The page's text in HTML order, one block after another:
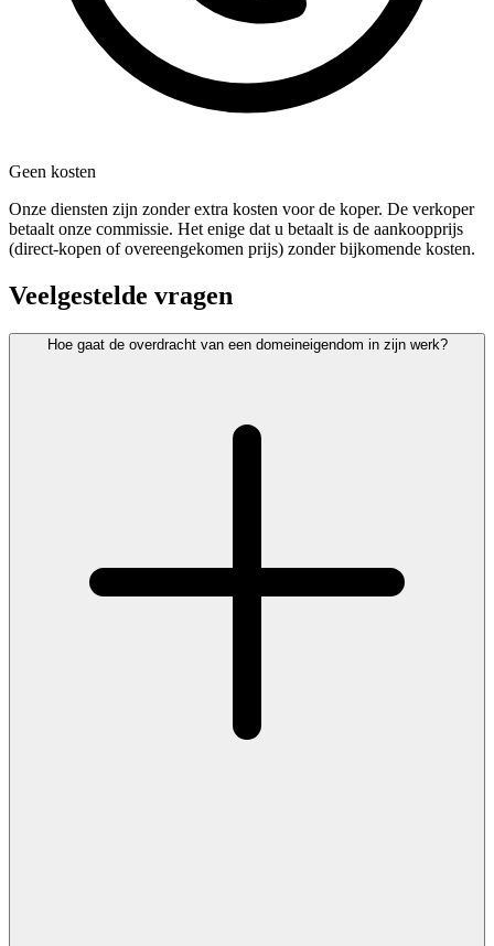
Geen kosten
Onze diensten zijn zonder extra kosten voor de koper. De verkoper
betaalt onze commissie. Het enige dat u betaalt is de aankoopprijs
(direct-kopen of overeengekomen prijs) zonder bijkomende kosten.
Veelgestelde vragen
Hoe gaat de overdracht van een domeineigendom in zijn werk?